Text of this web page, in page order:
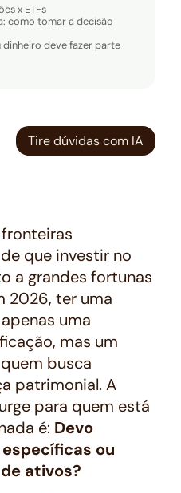
x ETFs
como tomar a decisão
dinheiro deve fazer parte
Tire dúvidas com IA
que investir no
a grandes fortunas
2026, ter uma
uma
mas um
busca
patrimonial. A
para quem está
é: Devo
ou
ativos?